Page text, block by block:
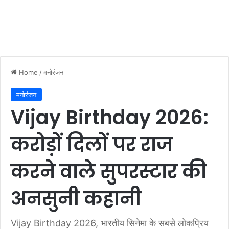
Home /मनोरंजन
मनोरंजन
Vijay Birthday 2026:
करोड़ों दिलों पर राज
करने वाले सुपरस्टार की
अनसुनी कहानी
Vijay Birthday 2026, भारतीय सिनेमा के सबसे लोकप्रिय